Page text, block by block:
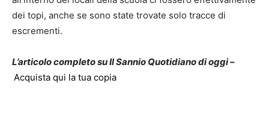
dei topi, anche se sono state trovate solo tracce di
escrementi.
L’articolo completo su Il Sannio Quotidiano di oggi –
Acquista qui la tua copia